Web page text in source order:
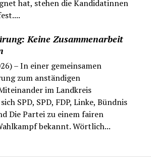
hat, stehen die Kandidatinnen
Keine Zusammenarbeit
– In einer gemeinsamen
zum anständigen
im Landkreis
SPD, SPD, FDP, Linke, Bündnis
Die Partei zu einem fairen
bekannt. Wörtlich...